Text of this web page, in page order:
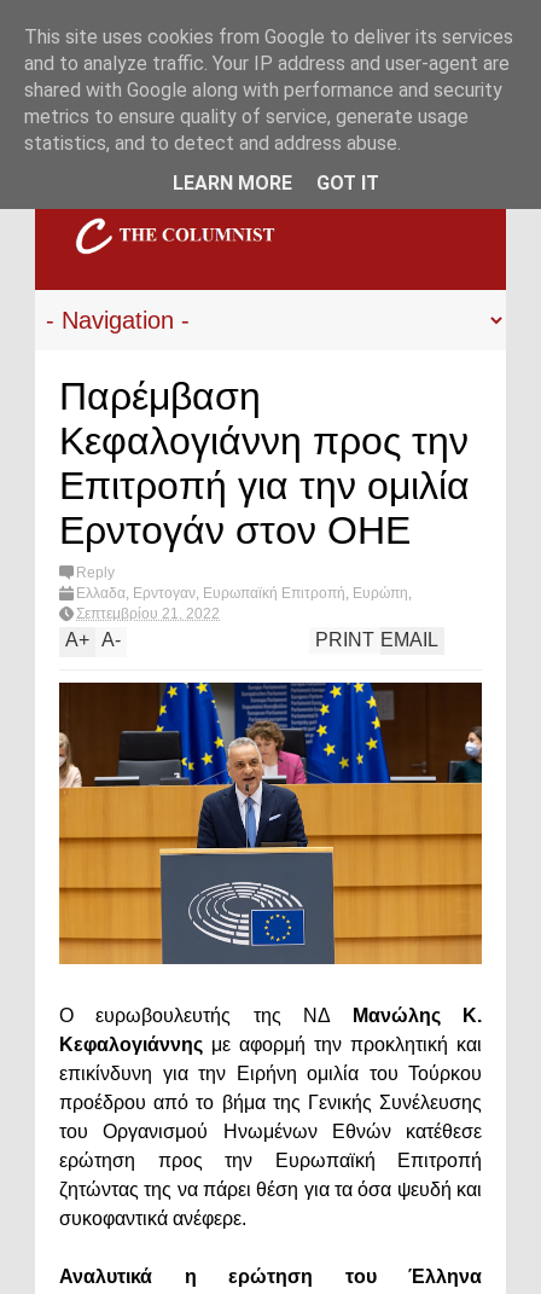
Παρέμβαση
Κεφαλογιάννη προς την
Επιτροπή για την ομιλία
Ερντογάν στον ΟΗΕ
Reply
Ελλαδα, Ερντογαν, Ευρωπαϊκή Επιτροπή, Ευρώπη,
μανωλης κεφαλογιαννης
Σεπτεμβρίου 21, 2022
A+ A- EMAIL
PRINT
Ο ευρωβουλευτής της ΝΔ
Μανώλης Κ.
Κεφαλογιάννης με αφορμή την προκλητική και
επικίνδυνη για την Ειρήνη ομιλία του Τούρκου
προέδρου από το βήμα της Γενικής Συνέλευσης
του Οργανισμού Ηνωμένων Εθνών κατέθεσε
ερώτηση προς την Ευρωπαϊκή Επιτροπή
ζητώντας της να πάρει θέση για τα όσα ψευδή και
συκοφαντικά ανέφερε.
Αναλυτικά η ερώτηση του Έλληνα
This site uses cookies from Google to deliver its services
and to analyze traffic. Your IP address and user-agent are
shared with Google along with performance and security
metrics to ensure quality of service, generate usage
statistics, and to detect and address abuse.
LEARN MORE
GOT IT